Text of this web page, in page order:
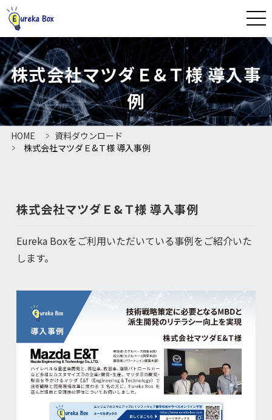
株式会社マツダＥ&Ｔ様 導入事
例
CLOSE
HOME
ユーリカボックスとは
導入事例
コラム
お知らせ
お問い合わせ
ログイン
HOME
資料ダウンロード
株式会社マツダＥ&Ｔ様 導入事例
株式会社マツダＥ&Ｔ様 導入事例
Eureka Boxをご利用いただいている事例をご紹介いた
します。